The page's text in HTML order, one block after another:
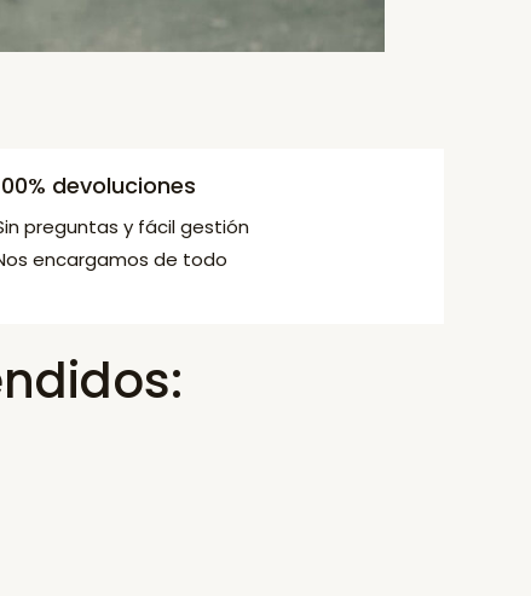
devoluciones
preguntas y fácil gestión
encargamos de todo